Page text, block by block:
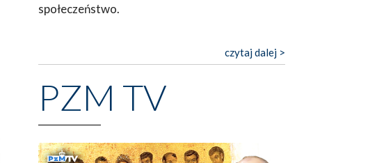
społeczeństwo.
czytaj dalej >
PZM TV